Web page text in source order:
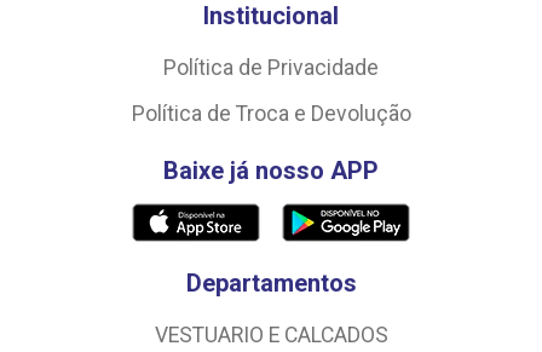
Institucional
Política de Privacidade
Política de Troca e Devolução
Baixe já nosso APP
Departamentos
VESTUARIO E CALCADOS